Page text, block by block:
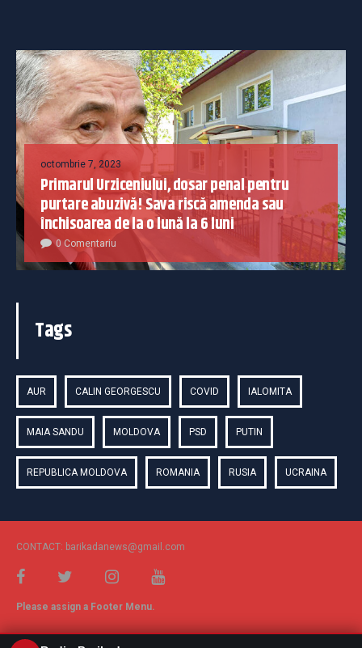
octombrie 7, 2023
Primarul Urziceniului, dosar penal pentru
purtare abuzivă! Sava riscă amenda sau
închisoarea de la o lună la 6 luni
0 Comentariu
Tags
AUR CALIN GEORGESCU COVID IALOMITA
MAIA SANDU MOLDOVA PSD PUTIN
REPUBLICA MOLDOVA ROMANIA RUSIA UCRAINA
CONTACT: barikadanews@gmail.com
Please assign a Footer Menu.